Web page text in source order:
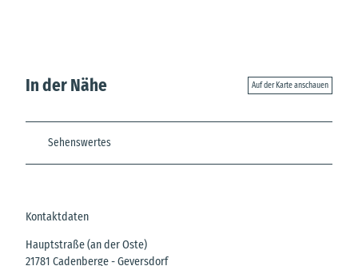
In der Nähe Auf der Karte anschauen
Sehenswertes
Kontaktdaten
Hauptstraße (an der Oste)
21781 Cadenberge- Geversdorf